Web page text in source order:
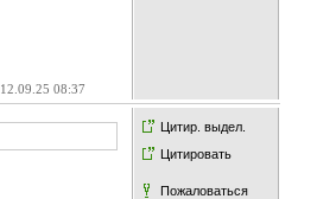
12.09.25 08:37
Цитир. выдел.
Цитировать
Пожаловаться